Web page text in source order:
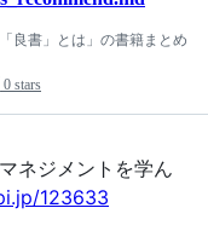
0 stars
良書」とは」の書籍まとめ
ネジメントを学ん
123633